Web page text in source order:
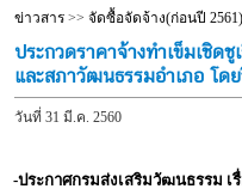
ข่าวสาร>> จัดซื้อจัดจ้าง(ก่อนปี 2561)
ประกวดราคาจ้างทำเข็มเชิ
และสภาวัฒนธรรมอำเภอ โด
วันที่ 31 มี.ค. 2560
-ประกาศกรมส่งเสริมวัฒนธรรม เ